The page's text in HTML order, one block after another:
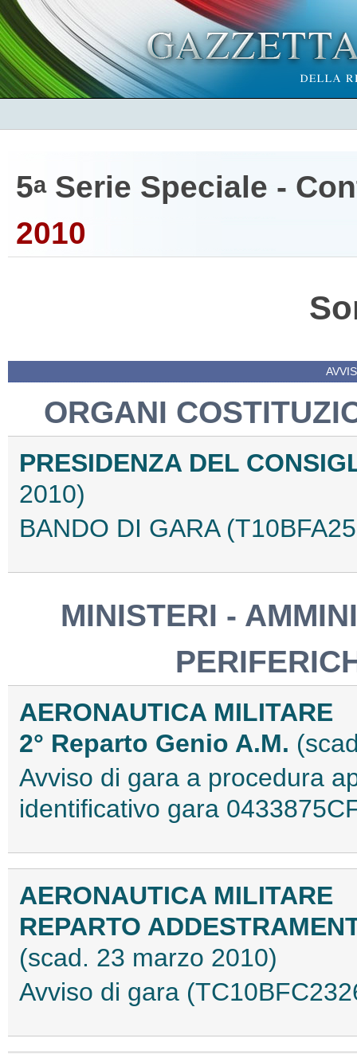
5aSerie Speciale -
2010
ORGANI
PRESIDENZA DEL
2010)
BANDO DI GARA
MINISTERI -
AERONAUTICA MILITARE
2° Reparto Genio A.M.
Avviso di gara a procedura
identificativo gara
AERONAUTICA MILITARE
REPARTO
(scad. 23 marzo 2010)
Avviso di gara